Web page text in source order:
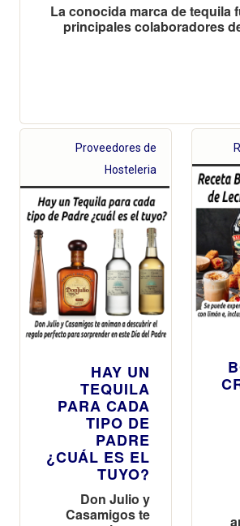
La conocida marca de tequila
principales colaboradores
Proveedores de
Hosteleria
HAY UN
TEQUILA
PARA CADA
TIPO DE
PADRE
¿CUÁL ES EL
TUYO?
Don Julio y
Casamigos te